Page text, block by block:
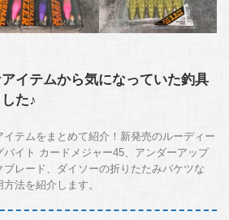
アイテムから気になっていた釣具
た♪
テムをまとめて紹介！新発売のルーディー
バイト カードメジャー45、アンダーアップ
レード、ダイソーの折りたたみバケツな
法を紹介します。